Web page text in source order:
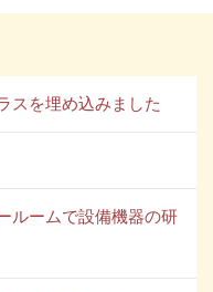
スを埋め込みました
ルームで設備機器の研